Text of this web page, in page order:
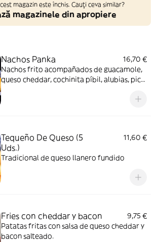
magazin este închis. Cauți ceva similar?
magazinele din apropiere
Nachos Panka
16,70 €
Nachos frito acompañados de guacamole,
queso cheddar, cochinita píbil, alubias, pico
Tequeño De Queso (5
Uds.)
11,60 €
Tradicional de queso llanero fundido
Fries con cheddar y bacon
9,75 €
Patatas fritas con salsa de queso cheddar y
bacon salteado.